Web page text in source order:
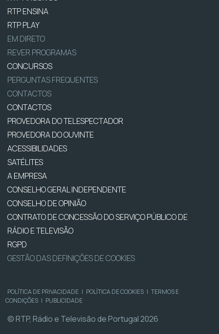
RTP ENSINA
RTP PLAY
EM DIRETO
REVER PROGRAMAS
CONCURSOS
PERGUNTAS FREQUENTES
CONTACTOS
CONTACTOS
PROVEDORA DO TELESPECTADOR
PROVEDORA DO OUVINTE
ACESSIBILIDADES
SATÉLITES
A EMPRESA
CONSELHO GERAL INDEPENDENTE
CONSELHO DE OPINIÃO
CONTRATO DE CONCESSÃO DO SERVIÇO PÚBLICO DE
RÁDIO E TELEVISÃO
RGPD
GESTÃO DAS DEFINIÇÕES DE COOKIES
POLÍTICA DE PRIVACIDADE | POLÍTICA DE COOKIES | TERMOS E
CONDIÇÕES | PUBLICIDADE
© RTP, Rádio e Televisão de Portugal 2026